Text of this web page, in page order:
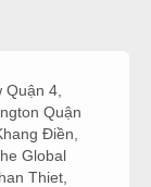
Quận 4
Quận
Điền
Global
Thiet